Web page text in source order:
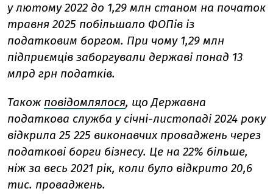
у лютому 2022 до 1,29 млн станом на початок
травня 2025 побільшало ФОПів із
податковим боргом. При чому 1,29 млн
підприємців заборгували державі понад 13
млрд грн податків.
Також повідомлялося, що Державна
податкова служба у січні-листопаді 2024 року
відкрила 25 225 виконавчих проваджень через
податкові борги бізнесу. Це на 22% більше,
ніж за весь 2021 рік, коли було відкрито 20,6
тис. проваджень.